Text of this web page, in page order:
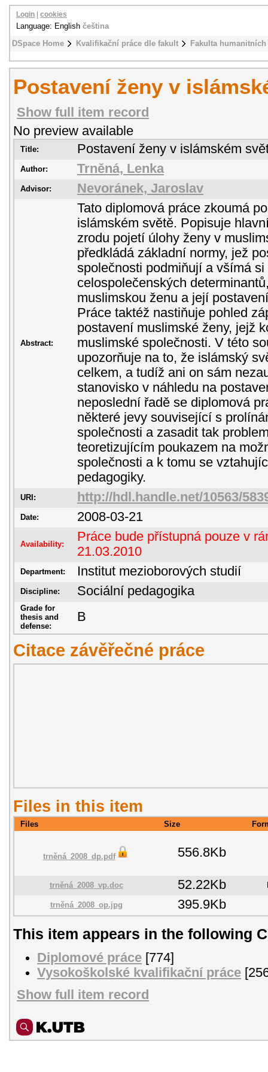
DSpace Home Kvalifikační práce dle fakult Fakulta
Login cookies
Language: English čeština
Postavení ženy v
Show full item record
No preview available
Title: Postavení ženy v islámském
Author: Trněná, Lenka
Advisor: Nevoránek, Jaroslav
Abstract:
Tato diplomová práce zkoumá
islámském světě. Popisuje
zrodu pojetí úlohy ženy v
předkládá základní normy, jež
společnosti podmiňují a všímá
celospolečenských
muslimskou ženu a její
Práce taktéž nastiňuje pohled
postavení muslimské ženy, jejž
muslimské společnosti. V této
upozorňuje na to, že islámský
celkem, a tudíž ani on sám
stanovisko v náhledu na
neposlední řadě se diplomová
některé jevy související s
společnosti a zasadit tak
teoretizujícím poukazem na
společnosti a k tomu se
pedagogiky.
URI: http://hdl.handle.net/10563/
Date: 2008-03-21
Availability:
Práce bude přístupná pouze v
21.03.2010
Department: Institut mezioborových studií
Discipline: Sociální pedagogika
Grade for
thesis and
defense:
B
Citace závěřečné práce
Files in this item
Files Size
trněná_2008_dp.pdf 556.8Kb
trněná_2008_vp.doc 52.22Kb
trněná_2008_op.jpg 395.9Kb
This item appears in the following
Diplomové práce [774]
Vysokoškolské kvalifikační práce
Show full item record